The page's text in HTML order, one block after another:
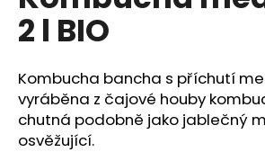
0,0
z
hvězdiček.
2 l BIO
Kombucha bancha s příchutí
vyráběna z čajové houby
chutná podobně jako jablečný
osvěžující.
a
j
í
t
?